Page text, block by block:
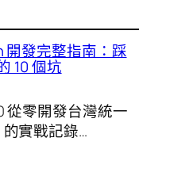
開發完整指南：踩
10 個坑
從零開發台灣統一
的實戰記錄…